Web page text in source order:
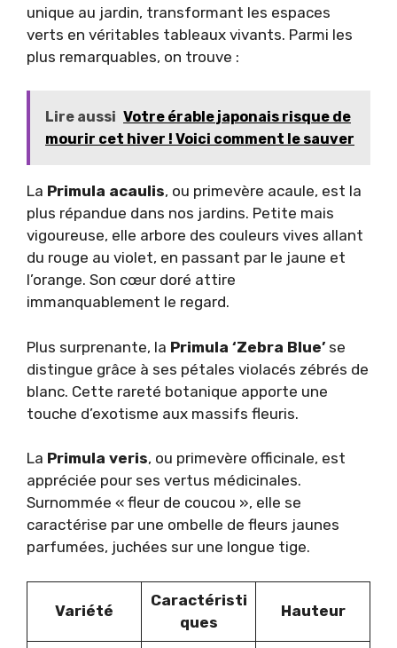
unique au jardin, transformant les espaces
verts en véritables tableaux vivants. Parmi les
plus remarquables, on trouve :
Lire aussi Votre érable japonais risque de
mourir cet hiver ! Voici comment le sauver
La Primula acaulis, ou primevère acaule, est la
plus répandue dans nos jardins. Petite mais
vigoureuse, elle arbore des couleurs vives allant
du rouge au violet, en passant par le jaune et
l’orange. Son cœur doré attire
immanquablement le regard.
Plus surprenante, la Primula ‘Zebra Blue’ se
distingue grâce à ses pétales violacés zébrés de
blanc. Cette rareté botanique apporte une
touche d’exotisme aux massifs fleuris.
La Primula veris, ou primevère officinale, est
appréciée pour ses vertus médicinales.
Surnommée « fleur de coucou », elle se
caractérise par une ombelle de fleurs jaunes
parfumées, juchées sur une longue tige.
Variété
Caractéristi
ques
Hauteur